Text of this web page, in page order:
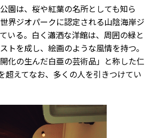
園は、桜や紅葉の名所としても知ら
界ジオパークに認定される山陰海岸ジ
いる。白く瀟洒な洋館は、周囲の緑と
トを成し、絵画のような風情を持つ。
化の生んだ白亜の芸術品」と称した仁
超えてなお、多くの人を引きつけてい